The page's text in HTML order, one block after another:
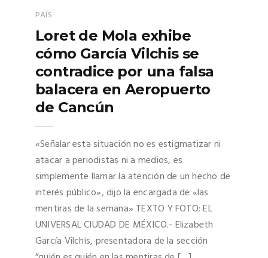
PAÍS
Loret de Mola exhibe
cómo García Vilchis se
contradice por una falsa
balacera en Aeropuerto
de Cancún
«Señalar esta situación no es estigmatizar ni
atacar a periodistas ni a medios, es
simplemente llamar la atención de un hecho de
interés público», dijo la encargada de «las
mentiras de la semana» TEXTO Y FOTO: EL
UNIVERSAL CIUDAD DE MÉXICO.- Elizabeth
García Vilchis, presentadora de la sección